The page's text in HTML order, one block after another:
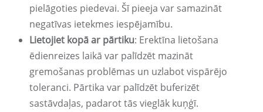
pielāgoties piedevai. Šī pieeja var samazināt
negatīvas ietekmes iespējamību.
Lietojiet kopā ar pārtiku: Erektīna lietošana
ēdienreizes laikā var palīdzēt mazināt
gremošanas problēmas un uzlabot vispārējo
toleranci. Pārtika var palīdzēt buferizēt
sastāvdaļas, padarot tās vieglāk kuņģī.